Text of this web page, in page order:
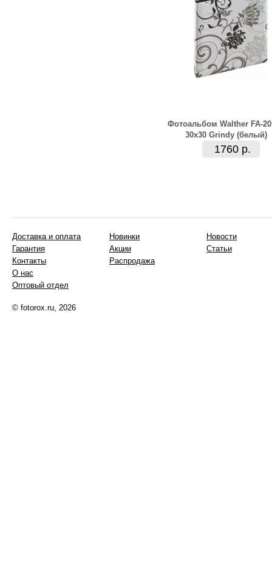
Фотоальбом Walther FA-
30x30 Grindy (белый)
1760 р.
Доставка и оплата
Гарантия
Контакты
О нас
Оптовый отдел
Новинки
Акции
Распродажа
Новости
Статьи
© fotorox.ru, 2026